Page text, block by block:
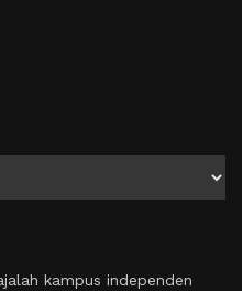
kampus independen